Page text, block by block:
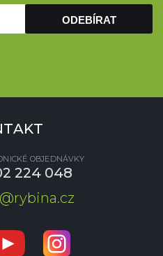
ODEBÍRAT
OBJEDNÁVKY
224 048